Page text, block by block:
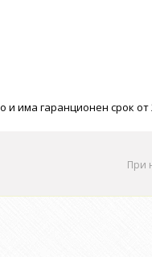
и има гаранционен срок от
При